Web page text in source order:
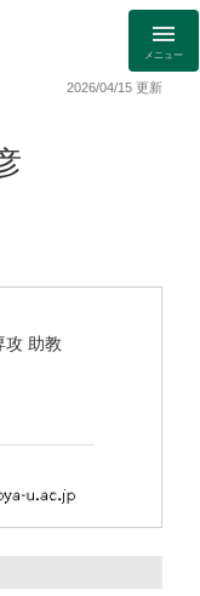
メニュー
2026/04/15 更新
攻 助教